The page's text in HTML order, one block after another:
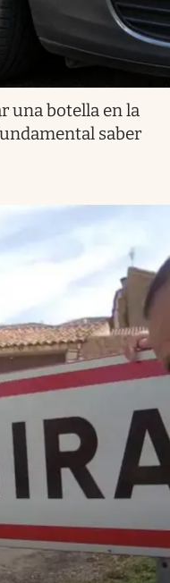
una botella en la
saber